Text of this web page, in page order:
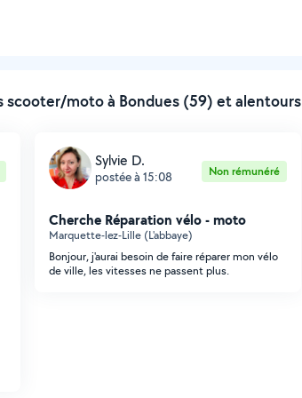
scooter/moto à Bondues (59) et alentours
Sylvie D.
postée à 15:08 Non rémunéré
Cherche Réparation vélo - moto
Marquette-lez-Lille (L'abbaye)
Bonjour, j'aurai besoin de faire réparer mon vélo
de ville, les vitesses ne passent plus.